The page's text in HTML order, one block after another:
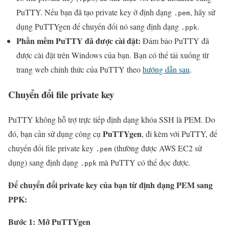
PuTTY. Nếu bạn đã tạo private key ở định dạng .pem, hãy sử
dụng PuTTYgen để chuyển đổi nó sang định dạng .ppk.
Phần mềm PuTTY đã được cài đặt: Đảm bảo PuTTY đã
được cài đặt trên Windows của bạn. Bạn có thể tải xuống từ
trang web chính thức của PuTTY theohướng dẫn sau.
Chuyển đổi file private key
PuTTY không hỗ trợ trực tiếp định dạng khóa SSH là PEM. Do
đó, bạn cần sử dụng công cụ PuTTYgen, đi kèm với PuTTY, để
chuyển đổi file private key .pem (thường được AWS EC2 sử
dụng) sang định dạng .ppk mà PuTTY có thể đọc được.
Để chuyển đổi private key của bạn từ định dạng PEM sang
PPK:
Bước 1: Mở PuTTYgen